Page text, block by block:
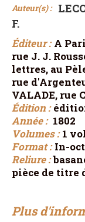
Auteur(s) :
F.
Éditeur :A
rue J. J.
lettres, au
rue
VALADE, rue
Édition :
Année :1802
Volumes :1
Format :In-
Reliure :
pièce de titre
Plus